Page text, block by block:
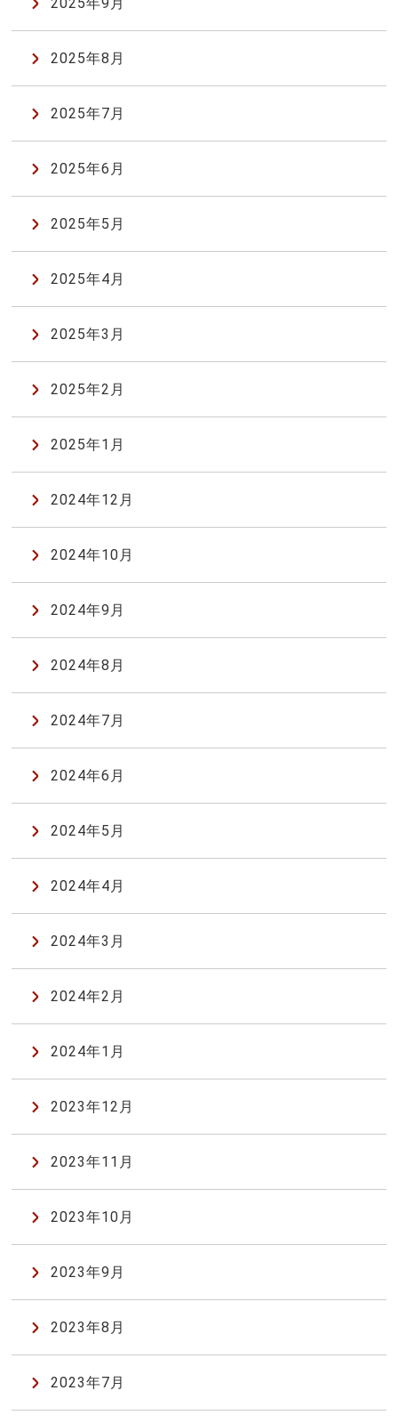
2025年9月
2025年8月
2025年7月
2025年6月
2025年5月
2025年4月
2025年3月
2025年2月
2025年1月
2024年12月
2024年10月
2024年9月
2024年8月
2024年7月
2024年6月
2024年5月
2024年4月
2024年3月
2024年2月
2024年1月
2023年12月
2023年11月
2023年10月
2023年9月
2023年8月
2023年7月